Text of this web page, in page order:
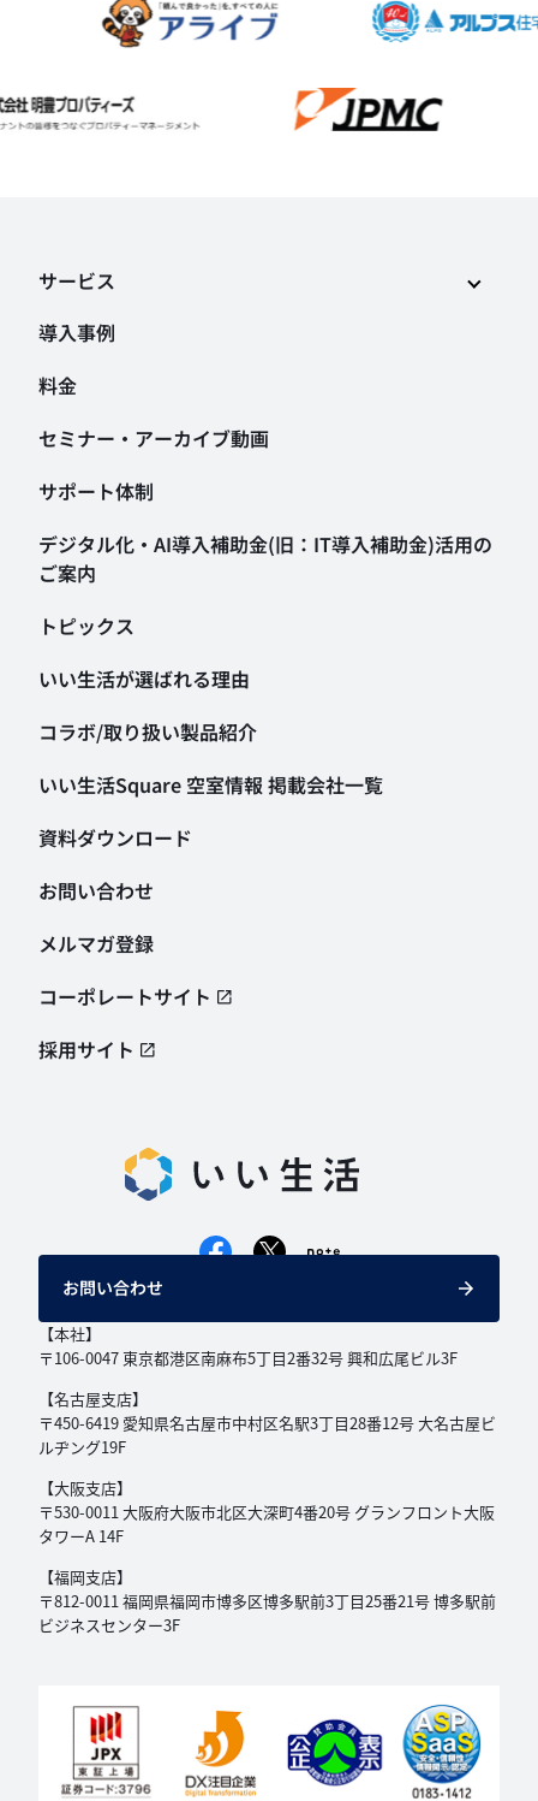
【本社】
〒106-0047 東京都港区南麻布5丁目2番32号興和広尾ビル3F
【名古屋支店】
〒450-6419 愛知県名古屋市中村区名駅3丁目28番12号 大名古屋ビ
ルヂング19F
【大阪支店】
〒530-0011 大阪府大阪市北区大深町4番20号 グランフロント大阪
タワーA 14F
【福岡支店】
〒812-0011 福岡県福岡市博多区博多駅前3丁目25番21号 博多駅前
ビジネスセンター3F
お問い合わせ
導入事例
料金
セミナー・アーカイブ動画
サポート体制
デジタル化・AI導入補助金(旧：IT導入補助金)活用の
ご案内
トピックス
いい生活が選ばれる理由
コラボ/取り扱い製品紹介
いい生活Square 空室情報掲載会社一覧
資料ダウンロード
お問い合わせ
メルマガ登録
コーポレートサイト
採用サイト
サービス